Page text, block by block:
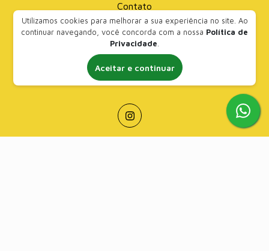
Contato
Contato
(61) 99835-2393
contato@bornactive.com.br
Utilizamos cookies para melhorar a sua experiência no site. Ao
continuar navegando, você concorda com a nossa Política de
Privacidade.
Aceitar e continuar